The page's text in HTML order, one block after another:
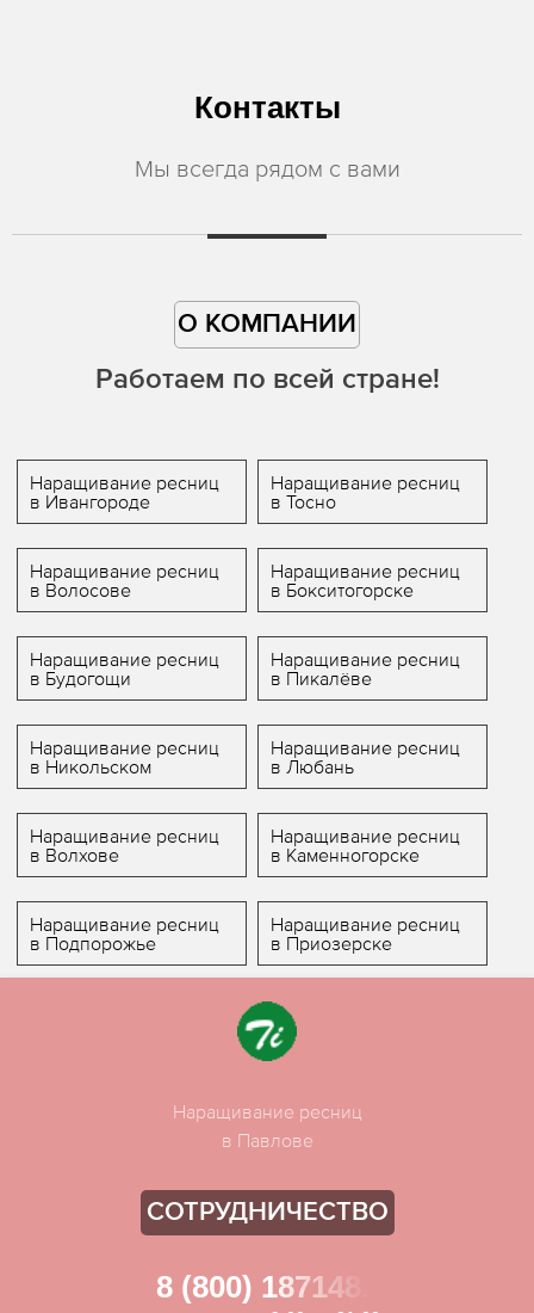
Контакты
Мы всегда рядом с вами
О КОМПАНИИ
Работаем по всей стране!
Наращивание ресниц
в Ивангороде
Наращивание ресниц
в Тосно
Наращивание ресниц
в Волосове
Наращивание ресниц
в Бокситогорске
Наращивание ресниц
в Будогощи
Наращивание ресниц
в Пикалёве
Наращивание ресниц
в Никольском
Наращивание ресниц
в Любань
Наращивание ресниц
в Волхове
Наращивание ресниц
в Каменногорске
Наращивание ресниц
в Подпорожье
Наращивание ресниц
в Приозерске
Наращивание ресниц
в Павлове
СОТРУДНИЧЕСТВО
8 (800) 1871481